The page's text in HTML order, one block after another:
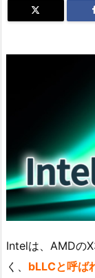
Intelは、AMDの
く、 bLLCと呼ば